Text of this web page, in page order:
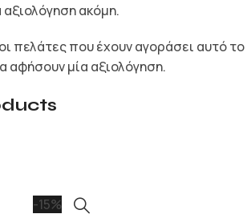
ακόμη.
πελάτες που έχουν αγοράσει αυτό το
αφήσουν μία αξιολόγηση.
-15%